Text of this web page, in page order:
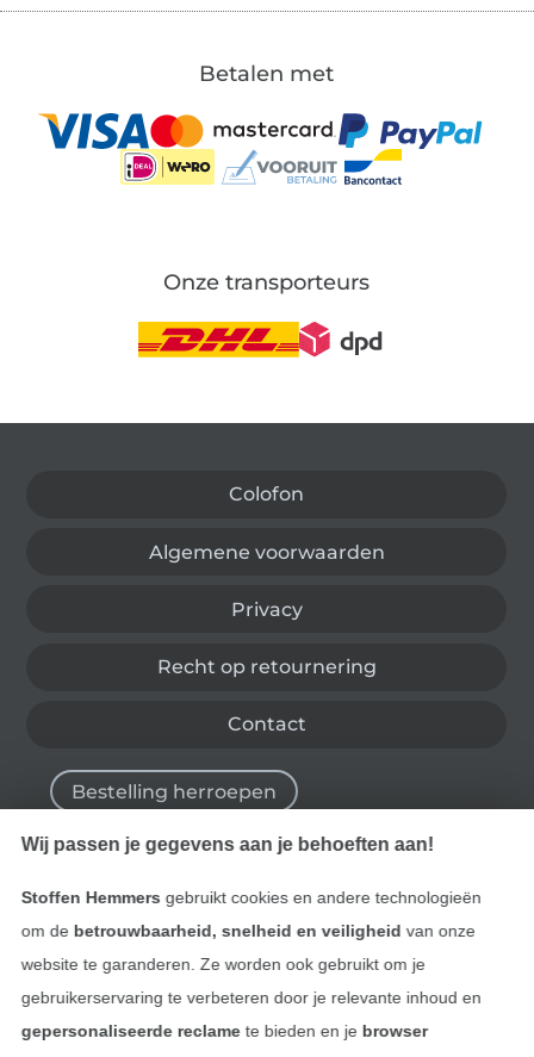
Betalen met
Onze transporteurs
Colofon
Algemene voorwaarden
Privacy
Recht op retournering
Contact
Bestelling herroepen
Vind meer inspiratie
Wij passen je gegevens aan je behoeften aan!
Stoffen Hemmers gebruikt cookies en andere technologieën
om de betrouwbaarheid, snelheid en veiligheid van onze
website te garanderen. Ze worden ook gebruikt om je
gebruikerservaring te verbeteren door je relevante inhoud en
gepersonaliseerde reclamete bieden en je browser